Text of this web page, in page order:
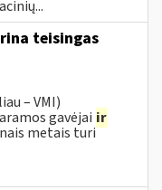
teisingas
– VMI)
gavėjai ir
metais turi